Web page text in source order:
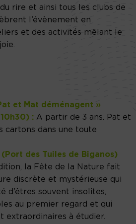
rire et ainsi tous les clubs de
l’évènement en
et des activités mêlant le
et Mat déménagent »
: A partir de 3 ans. Pat et
cartons dans une toute
des Tuiles de Biganos)
la Fête de la Nature fait
discrète et mystérieuse qui
d’êtres souvent insolites,
au premier regard et qui
extraordinaires à étudier.